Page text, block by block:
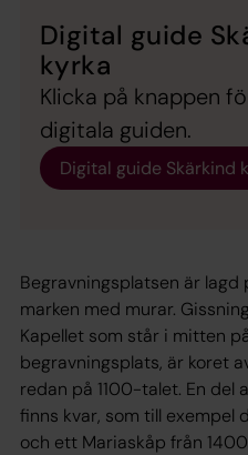
Digital guide
kyrka
Klicka på knappen
digitala guiden.
Digital guide Skärkind
Begravningsplatsen är lagd
marken med murar.
Kapellet som står i mitten
begravningsplats, är koret
redan på 1100-talet. En del
finns kvar, som till exempel
och ett Mariaskåp från